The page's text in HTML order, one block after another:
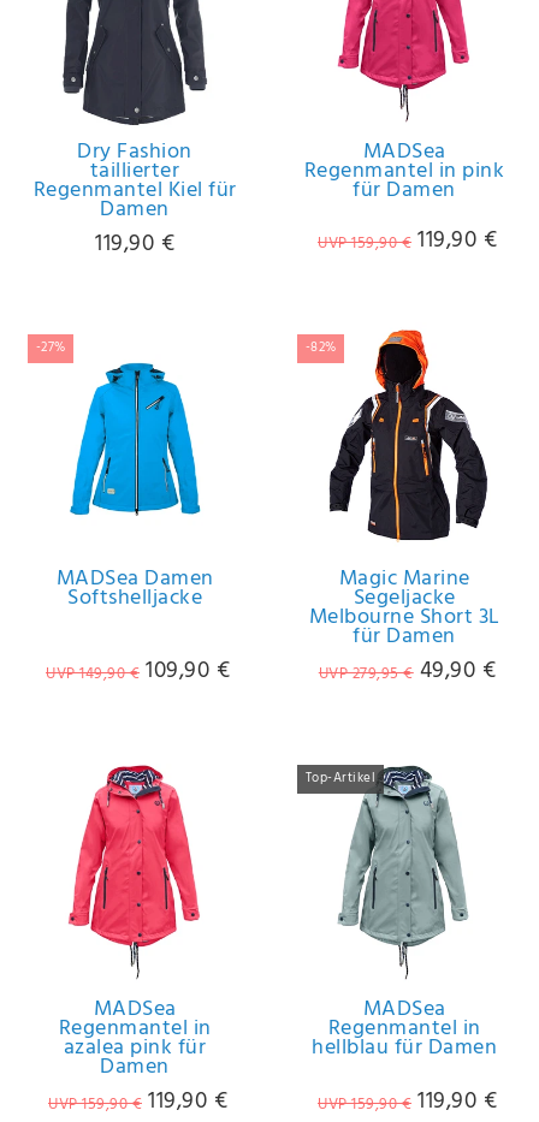
Dry Fashion
taillierter
Regenmantel Kiel für
Damen
119,90 €
MADSea
Regenmantel in pink
für Damen
UVP 159,90 € 119,90 €
-27%
MADSea Damen
Softshelljacke
UVP 149,90 € 109,90 €
-82%
Magic Marine
Segeljacke
Melbourne Short 3L
für Damen
UVP 279,95 € 49,90 €
MADSea
Regenmantel in
azalea pink für
Damen
UVP 159,90 € 119,90 €
Top-Artikel
MADSea
Regenmantel in
hellblau für Damen
UVP 159,90 € 119,90 €